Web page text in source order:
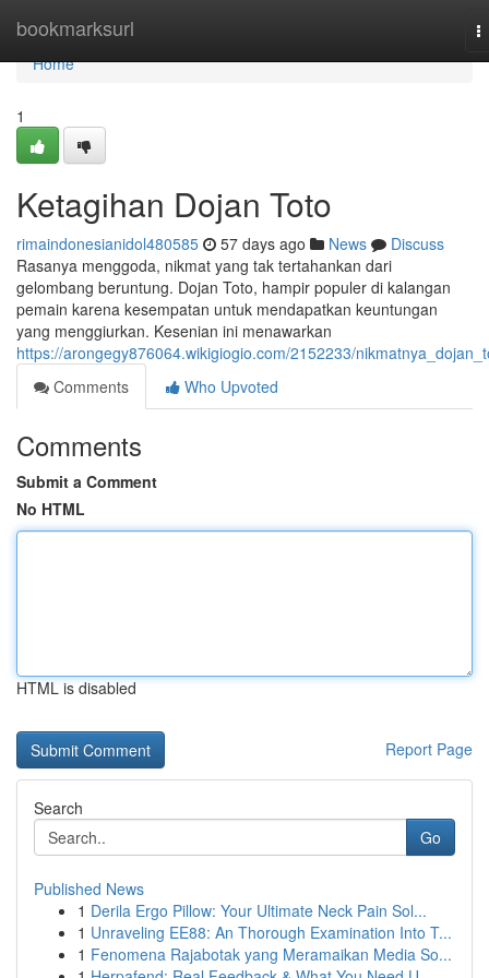
bookmarksurl
Home
Home
1
Ketagihan Dojan Toto
rimaindonesianidol480585 57 days ago News
Discuss
Rasanya menggoda, nikmat yang tak tertahankan dari
gelombang beruntung. Dojan Toto, hampir populer di kalangan
pemain karena kesempatan untuk mendapatkan keuntungan
yang menggiurkan. Kesenian ini menawarkan
https://arongegy876064.wikigiogio.com/2152233/
Comments
Who Upvoted
Comments
Submit a Comment
No HTML
HTML is disabled
Report Page
Search
Go
Published News
1 Derila Ergo Pillow: Your Ultimate Neck Pain Sol...
1 Unraveling EE88: An Thorough Examination Into T...
1 Fenomena Rajabotak yang Meramaikan Media So...